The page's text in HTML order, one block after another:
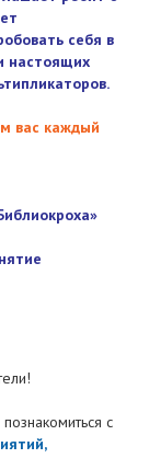
себя в
настоящих
вас каждый
с
,